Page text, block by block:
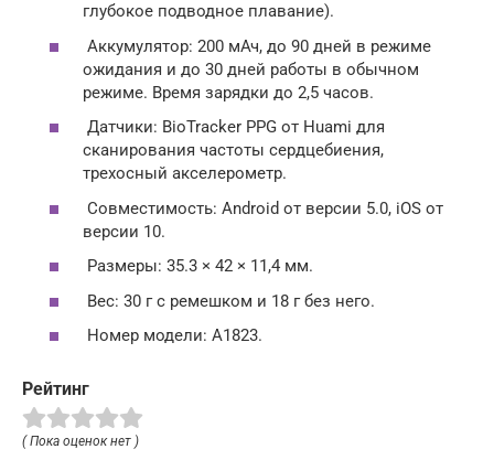
глубокое подводное плавание).
Аккумулятор: 200 мАч, до 90 дней в режиме
ожидания и до 30 дней работы в обычном
режиме. Время зарядки до 2,5 часов.
Датчики: BioTracker PPG от Huami для
сканирования частоты сердцебиения,
трехосный акселерометр.
Совместимость: Android от версии 5.0, iOS от
версии 10.
Размеры: 35.3 × 42 × 11,4 мм.
Вес: 30 г с ремешком и 18 г без него.
Номер модели: A1823.
Рейтинг
( Пока оценок нет )